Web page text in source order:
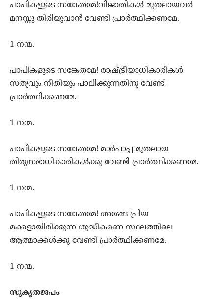
പാപികളുടെ സങ്കേതമേ!വിജാതികള്‍ മുതലായവര്‍
മനസ്സു തിരിയുവാന്‍ വേണ്ടി പ്രാര്‍ത്ഥിക്കണമേ.
1 നന്മ.
പാപികളുടെ സങ്കേതമേ! രാഷ്ട്രീയാധികാരികള്‍
സത്യവും നീതിയും പാലിക്കുന്നതിനു വേണ്ടി
പ്രാര്‍ത്ഥിക്കണമേ.
1 നന്മ.
പാപികളുടെ സങ്കേതമേ! മാര്‍പാപ്പ മുതലായ
തിരുസഭാധികാരികള്‍ക്കു വേണ്ടി പ്രാര്‍ത്ഥിക്കണമേ.
1 നന്മ.
പാപികളുടെ സങ്കേതമേ! അങ്ങേ പ്രിയ
മക്കളായിരിക്കുന്ന ശുദ്ധീകരണ സ്ഥലത്തിലെ
ആത്മാക്കള്‍ക്കു വേണ്ടി പ്രാര്‍ത്ഥിക്കണമേ.
1 നന്മ.
സുകൃതജപം